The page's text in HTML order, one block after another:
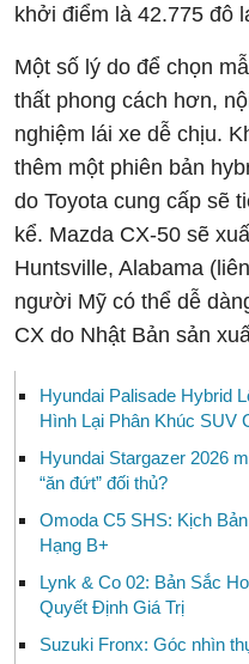
khởi điểm là 42.775 đô
Một số lý do để chọn
thất phong cách hơn,
nghiệm lái xe dễ chịu.
thêm một phiên bản
do Toyota cung cấp sẽ
kể. Mazda CX-50 sẽ
Huntsville, Alabama
người Mỹ có thể dễ
CX do Nhật Bản sản
Hyundai Palisade Hybrid
Hình Lại Phân Khúc SUV
Hyundai Stargazer 2026
“ăn đứt” đối thủ?
Omoda C5 SHS: Kịch
Hạng B+
Lynk & Co 02: Bản Sắc
Quyết Định Giá Trị
Suzuki Fronx: Góc nhìn